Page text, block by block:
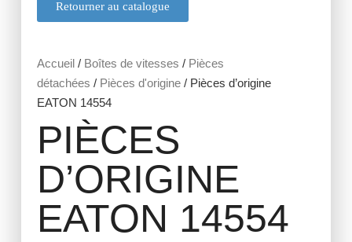
Retourner au catalogue
Accueil/ Boîtes de vitesses / Pièces
détachées / Pièces d'origine/ Pièces d’origine
EATON 14554
PIÈCES
D’ORIGINE
EATON 14554